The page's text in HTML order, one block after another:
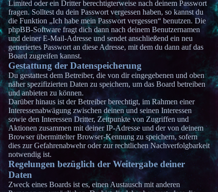
Limited oder ein Dritter berechtigterweise nach deinem Passwort
fragen. Solltest du dein Passwort vergessen haben, so kannst du
die Funktion „Ich habe mein Passwort vergessen“ benutzen. Die
phpBB-Software fragt dich dann nach deinem Benutzernamen
und deiner E-Mail-Adresse und sendet anschließend ein neu
generiertes Passwort an diese Adresse, mit dem du dann auf das
Board zugreifen kannst.
Gestattung der Datenspeicherung
Du gestattest dem Betreiber, die von dir eingegebenen und oben
näher spezifizierten Daten zu speichern, um das Board betreiben
und anbieten zu können.
Darüber hinaus ist der Betreiber berechtigt, im Rahmen einer
Interessenabwägung zwischen deinen und seinen Interessen
sowie den Interessen Dritter, Zeitpunkte von Zugriffen und
Aktionen zusammen mit deiner IP-Adresse und der von deinem
Browser übermittelter Browser-Kennung zu speichern, sofern
dies zur Gefahrenabwehr oder zur rechtlichen Nachverfolgbarkeit
notwendig ist.
Regelungen bezüglich der Weitergabe deiner
Daten
Zweck eines Boards ist es, einen Austausch mit anderen